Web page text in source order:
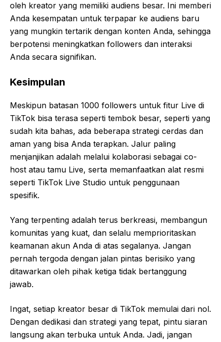
oleh kreator yang memiliki audiens besar. Ini memberi
Anda kesempatan untuk terpapar ke audiens baru
yang mungkin tertarik dengan konten Anda, sehingga
berpotensi meningkatkan followers dan interaksi
Anda secara signifikan.
Kesimpulan
Meskipun batasan 1000 followers untuk fitur Live di
TikTok bisa terasa seperti tembok besar, seperti yang
sudah kita bahas, ada beberapa strategi cerdas dan
aman yang bisa Anda terapkan. Jalur paling
menjanjikan adalah melalui kolaborasi sebagai co-
host atau tamu Live, serta memanfaatkan alat resmi
seperti TikTok Live Studio untuk penggunaan
spesifik.
Yang terpenting adalah terus berkreasi, membangun
komunitas yang kuat, dan selalu memprioritaskan
keamanan akun Anda di atas segalanya. Jangan
pernah tergoda dengan jalan pintas berisiko yang
ditawarkan oleh pihak ketiga tidak bertanggung
jawab.
Ingat, setiap kreator besar di TikTok memulai dari nol.
Dengan dedikasi dan strategi yang tepat, pintu siaran
langsung akan terbuka untuk Anda. Jadi, jangan